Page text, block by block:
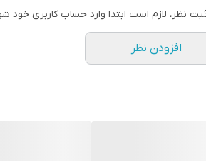
نظر، لازم است ابتدا وارد حساب کاربری خود
افزودن نظر